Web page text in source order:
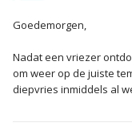
Goedemorgen,
Nadat een vriezer
om weer op de juiste
diepvries inmiddels al